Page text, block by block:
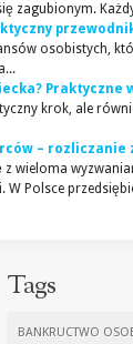
zagubionym.
osobistych,
krok, ale
–
z wieloma
Polsce
Tags
BANKRUCTWO